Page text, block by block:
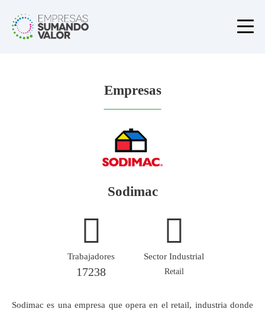
Empresas
Sodimac
Sodimac es una empresa que opera en el retail, industria donde
Trabajadores
17238
Sector Industrial
Retail